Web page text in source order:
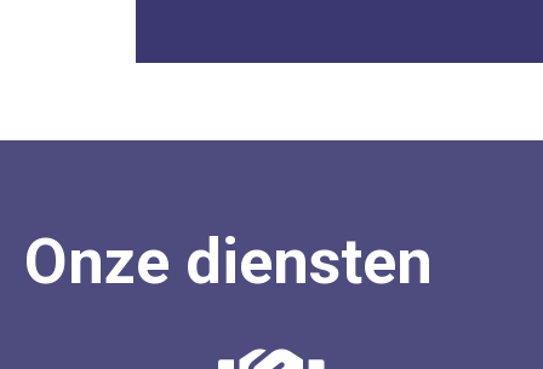
Onze diensten